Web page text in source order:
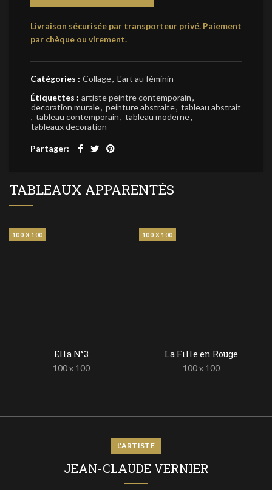
Livraison sécurisée par transporteur privé. Paiement
par chèque ou virement.
Catégories : Collage, L'art au féminin
Étiquettes : artiste peintre contemporain,
decoration murale, peinture abstraite, tableau abstrait
, tableau contemporain, tableau moderne,
tableaux decoration
Partager
TABLEAUX APPARENTÉS
100 X 100
Ella N°3
100 x 100
100 X 100
La Fille en Rouge
100 x 100
L'ARTISTE
JEAN-CLAUDE VERNIER